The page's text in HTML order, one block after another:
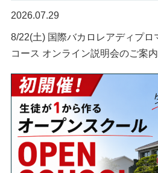
2026.07.29
8/22(土) 国際バカロレアディプロ
コース オンライン説明会のご案内